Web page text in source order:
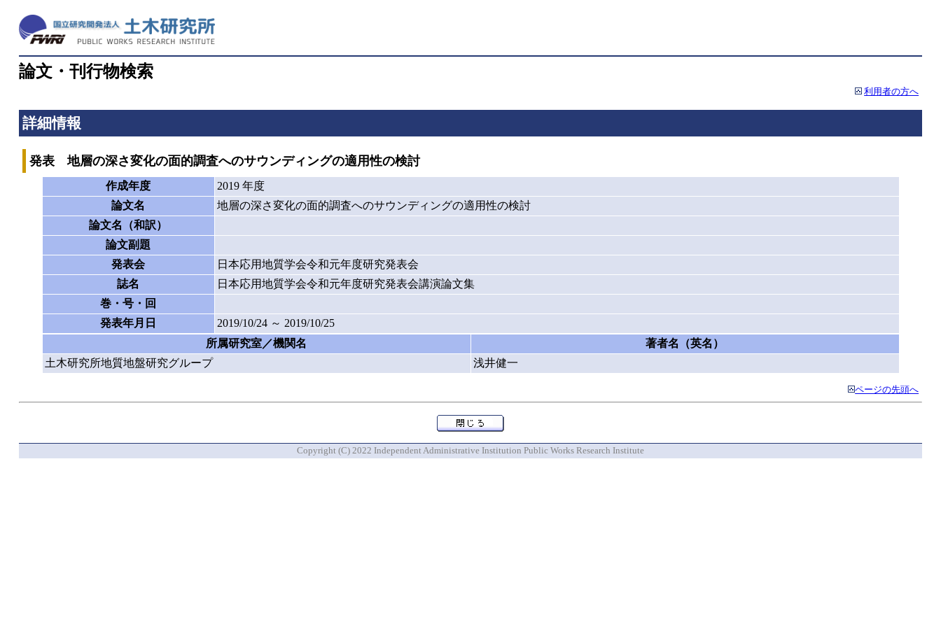
論文・刊行物検索
利用者の方へ
詳細情報
発表 地層の深さ変化の面的調査へのサウンディングの適用性の検討
作成年度
2019 年度
論文名
地層の深さ変化の面的調査へのサウンディングの適用性の検討
論文名（和訳）
論文副題
発表会
日本応用地質学会令和元年度研究発表会
誌名
日本応用地質学会令和元年度研究発表会講演論文集
巻・号・回
発表年月日
2019/10/24 ～ 2019/10/25
所属研究室／機関名
著者名（英名）
土木研究所地質地盤研究グループ
浅井健一
ページの先頭へ
Copyright (C) 2022 Independent Administrative Institution Public Works Research Institute